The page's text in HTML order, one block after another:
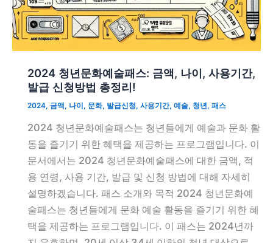
2024 청년문화예술패스: 금액, 나이, 사용기간,
발급 신청방법 총정리!
2024, 금액, 나이, 문화, 발급신청, 사용기간, 예술, 청년, 패스
2024 청년문화예술패스는 청년들에게 예술과 문화 활
동을 즐기기 위한 혜택을 제공하는 프로그램입니다. 이
문서에서는 2024 청년문화예술패스에 대한 금액, 적
용 연령, 사용 기간, 발급 및 신청 방법에 대해 자세히
설명하겠습니다. 패스 소개와 목적 2024 청년문화예
술패스는 청년들에게 문화 예술 활동을 즐기기 위한 혜
택을 제공하는 프로그램입니다. 이 패스는 2024년까